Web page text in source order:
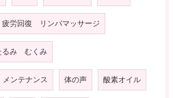
疲労回復 リンパマッサージ
るみ むくみ
メンテナンス 体の声 酸素オイル